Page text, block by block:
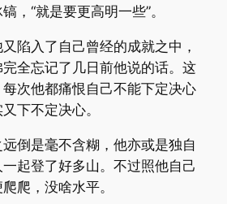
，“就是要更高明一些”。
陷入了自己曾经的成就之中，
全忘记了几日前他说的话。这
次他都痛恨自己不能下定决心
下不定决心。
倒是毫不含糊，他亦或是独自
起登了好多山。不过照他自己
爬，没啥水平。